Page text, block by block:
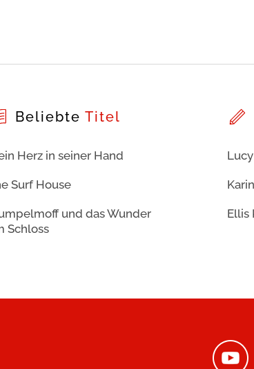
Beliebte Titel
Herz in seiner Hand
Surf House
und das Wunder
Schloss
Ellis